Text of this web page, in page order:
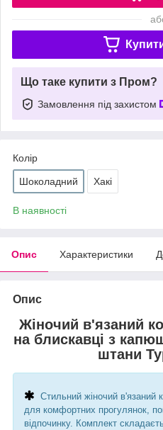
Що таке купити з Пром?
Замовлення під захистом
Колір
Шоколадний Хакі
В наявності
Опис Характеристики
Опис
Жіночий в'язаний
на блискавці з
штани
Стильний жіночий в'язаний
для комфортних прогулянок,
відпочинку. Комплект